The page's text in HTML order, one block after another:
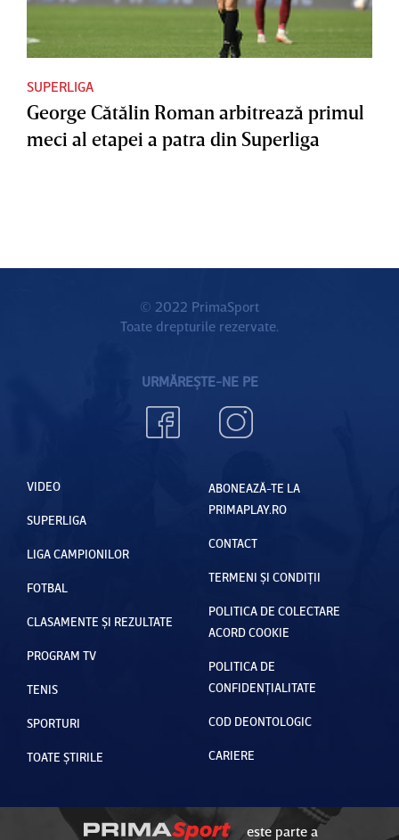
SUPERLIGA
George Cătălin Roman arbitrează primul
meci al etapei a patra din Superliga
© 2022 PrimaSport
Toate drepturile rezervate.
URMĂREȘTE-NE PE
VIDEO
SUPERLIGA
LIGA CAMPIONILOR
FOTBAL
CLASAMENTE ȘI REZULTATE
PROGRAM TV
TENIS
SPORTURI
TOATE ȘTIRILE
ABONEAZĂ-TE LA
PRIMAPLAY.RO
CONTACT
TERMENI ȘI CONDIȚII
POLITICA DE COLECTARE
ACORD COOKIE
POLITICA DE
CONFIDENȚIALITATE
COD DEONTOLOGIC
CARIERE
este parte a